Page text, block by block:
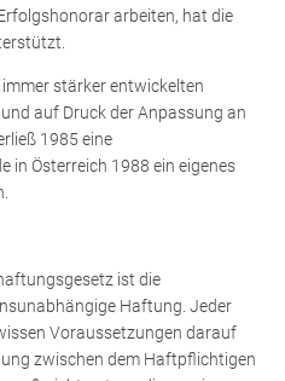
arbeiten, hat die
stärker entwickelten
auf Druck der Anpassung an
1985 eine
in Österreich 1988 ein eigenes
ist die
Haftung. Jeder
Voraussetzungen darauf
zwischen dem Haftpflichtigen